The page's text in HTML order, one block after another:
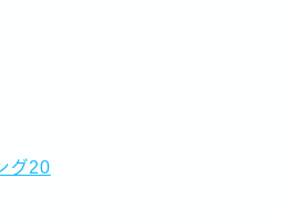
グ20